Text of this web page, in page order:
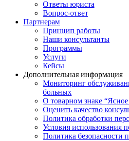
Ответы юриста
Вопрос-ответ
Партнерам
Принцип работы
Наши консультанты
Программы
Услуги
Кейсы
Дополнительная информация
Мониторинг
больных
О товарном знаке “Ясное
Оценить качество
Политика обработки
Условия использования
Политика безопасности